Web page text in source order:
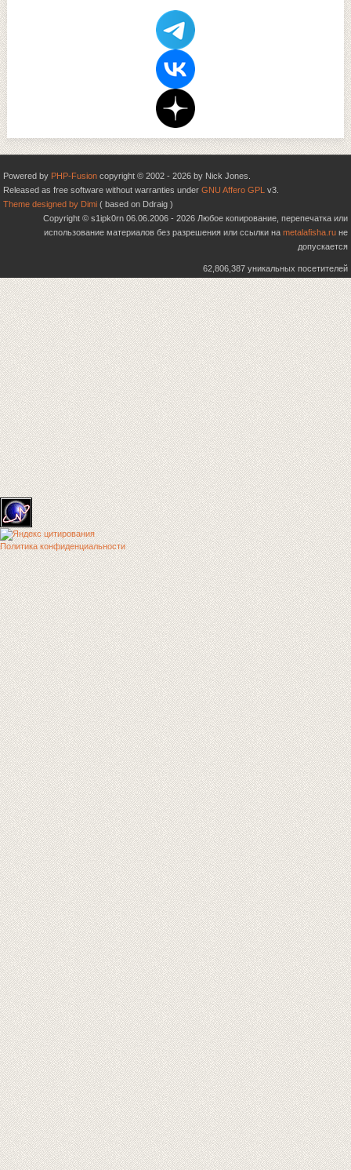
Powered by PHP-Fusion copyright © 2002 - 2026 by Nick Jones.
Released as free software without warranties under GNU Affero GPL v3.
Theme designed by Dimi ( based on Ddraig )
Copyright © s1ipk0rn 06.06.2006 - 2026 Любое копирование, перепечатка или
использование материалов без разрешения или ссылки на metalafisha.ru не
допускается
62,806,387 уникальных посетителей
Политика конфиденциальности